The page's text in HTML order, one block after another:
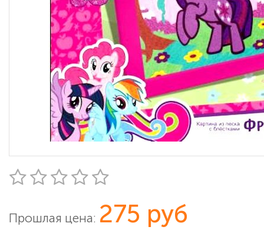
Прошлая цена: 275 руб